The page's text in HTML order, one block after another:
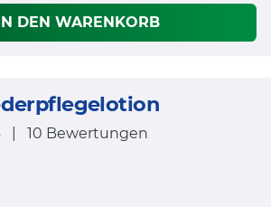
DEN WARENKORB
|10 Bewertungen